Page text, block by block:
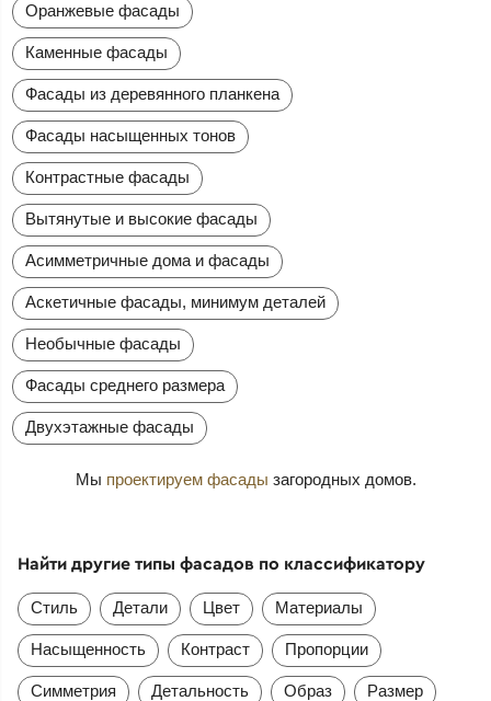
Оранжевые фасады
Каменные фасады
Фасады из деревянного планкена
Фасады насыщенных тонов
Контрастные фасады
Вытянутые и высокие фасады
Асимметричные дома и фасады
Аскетичные фасады, минимум деталей
Необычные фасады
Фасады среднего размера
Двухэтажные фасады
Мы проектируем фасады загородных домов.
Найти другие типы фасадов по классификатору
Стиль Детали Цвет Материалы
Насыщенность Контраст Пропорции
Симметрия Детальность Образ Размер